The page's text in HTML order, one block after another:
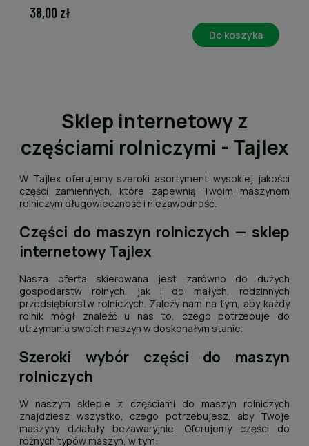
38,00 zł
Do koszyka
Sklep internetowy z
częściami rolniczymi - Tajlex
W Tajlex oferujemy szeroki asortyment wysokiej jakości
części zamiennych, które zapewnią Twoim maszynom
rolniczym długowieczność i niezawodność.
Części do maszyn rolniczych — sklep
internetowy Tajlex
Nasza oferta skierowana jest zarówno do dużych
gospodarstw rolnych, jak i do małych, rodzinnych
przedsiębiorstw rolniczych. Zależy nam na tym, aby każdy
rolnik mógł znaleźć u nas to, czego potrzebuje do
utrzymania swoich maszyn w doskonałym stanie.
Szeroki wybór części do maszyn
rolniczych
W naszym sklepie z częściami do maszyn rolniczych
znajdziesz wszystko, czego potrzebujesz, aby Twoje
maszyny działały bezawaryjnie. Oferujemy części do
różnych typów maszyn, w tym: